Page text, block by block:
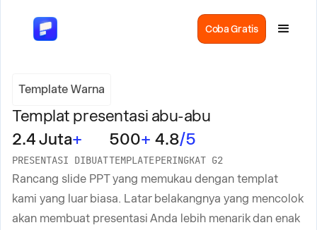
Coba Gratis
Template Warna
Templat presentasi abu-abu
2.4 Juta+
PRESENTASI DIBUAT
500+
TEMPLATE
4.8/5
PERINGKAT G2
Rancang slide PPT yang memukau dengan templat
kami yang luar biasa. Latar belakangnya yang mencolok
akan membuat presentasi Anda lebih menarik dan enak